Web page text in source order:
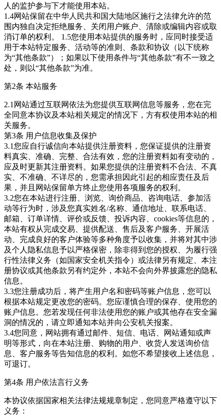
人的监护参与下才能使用本站。
1.4网站保留在中华人民共和国大陆地区施行之法律允许的范
围内独自决定拒绝服务、关闭用户账户、清除或编辑内容或取
消订单的权利。 1.5您使用本站提供的服务时，应同时接受适
用于本站特定服务、活动等的准则、条款和协议（以下统称
为“其他条款”）；如果以下使用条件与“其他条款”有不一致之
处，则以“其他条款”为准。
第2条 本站服务
2.1网站通过互联网依法为您提供互联网信息等服务，您在完
全同意本协议及本站相关规定的情况下，方有权使用本站的相
关服务。
第3条 用户信息收集及保护
3.1您应自行诚信向本站提供注册资料，您保证提供的注册资
料真实、准确、完整、合法有效，您的注册资料如有变动的，
应及时更新其注册资料。如果您提供的注册资料不合法、不真
实、不准确、不详尽的，您需承担因此引起的相应责任及后
果，并且网站保留单方终止您使用各项服务的权利。
3.2您在本站进行注册、浏览、询价商品、咨询电话、参加活
动等行为时，涉及您真实姓名/名称、通信地址、联系电话、
邮箱、订单详情、评价或反馈、投诉内容、cookies等信息的，
本站有权从完成交易、提供配送、售后及客户服务、开展活
动、完成良好的客户体验等多种角度予以收集，并将对其中涉
及个人隐私信息予以严格保密，除非得到您的授权、为履行强
行性法律义务（如国家安全机关指令）或法律另有规定、本注
册协议或其他条款另有约定外，本站不会向外界披露您的隐私
信息。
3.3您注册成功后，将产生用户名和密码等账户信息，您可以
根据本站规定更改您的密码。您应谨慎合理的保存、使用您的
账户信息。您若发现任何非法使用您的账户或其他存在安全漏
洞的情况的，请立即通知本站并向公安机关报案。
3.4您同意，网站拥有通过邮件、短信、电话、网站通知或声
明等形式，向在本站注册、购物的用户、收货人发送询价信
息、客户服务等告知信息的权利。如您不希望接收上述信息，
可退订。
第4条 用户依法言行义务
本协议依据国家相关法律法规规章制定，您同意严格遵守以下
义务：